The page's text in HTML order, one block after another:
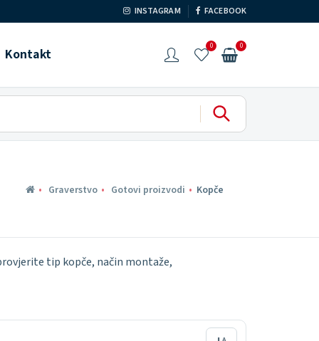
INSTAGRAM FACEBOOK
Kontakt 0 0
Graverstvo Gotovi proizvodi Kopče
tip kopče, način montaže,